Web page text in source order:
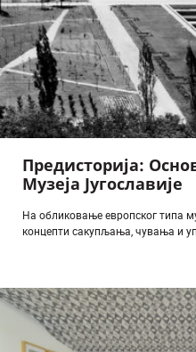
Предисторија:
Музеја Југославије
На обликовање европског типа
концепти сакупљања, чувања и